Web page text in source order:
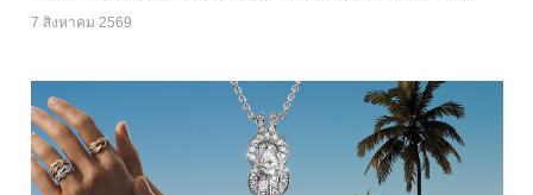
7 สิงหาคม 2569